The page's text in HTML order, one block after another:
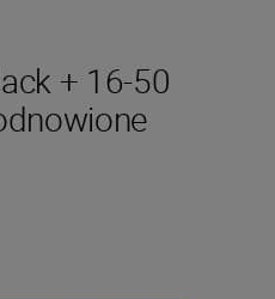
+ 16-50